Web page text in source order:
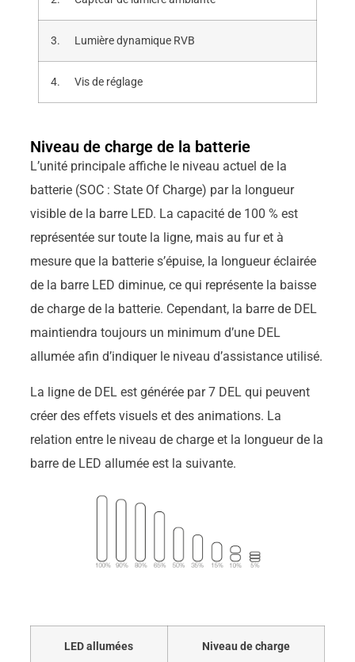
3. Lumière dynamique RVB
4. Vis de réglage
Niveau de charge de la batterie
L’unité principale affiche le niveau actuel de la
batterie (SOC : State Of Charge) par la longueur
visible de la barre LED. La capacité de 100 % est
représentée sur toute la ligne, mais au fur et à
mesure que la batterie s’épuise, la longueur éclairée
de la barre LED diminue, ce qui représente la baisse
de charge de la batterie. Cependant, la barre de DEL
maintiendra toujours un minimum d’une DEL
allumée afin d’indiquer le niveau d’assistance utilisé.
La ligne de DEL est générée par 7 DEL qui peuvent
créer des effets visuels et des animations. La
relation entre le niveau de charge et la longueur de la
barre de LED allumée est la suivante.
LED allumées Niveau de charge